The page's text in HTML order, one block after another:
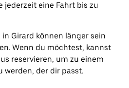
jederzeit eine Fahrt bis zu
Girard können länger sein
Wenn du möchtest, kannst
reservieren, um zu einem
werden, der dir passt.